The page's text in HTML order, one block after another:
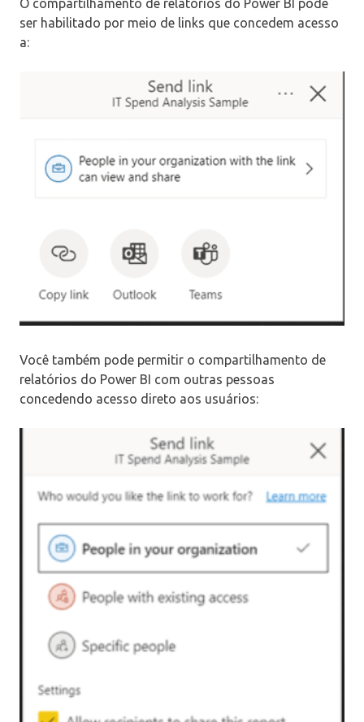
O compartilhamento de relatórios do Power BI pode
ser habilitado por meio de links que concedem acesso
a:
Você também pode permitir o compartilhamento de
relatórios do Power BI com outras pessoas
concedendo acesso direto aos usuários: